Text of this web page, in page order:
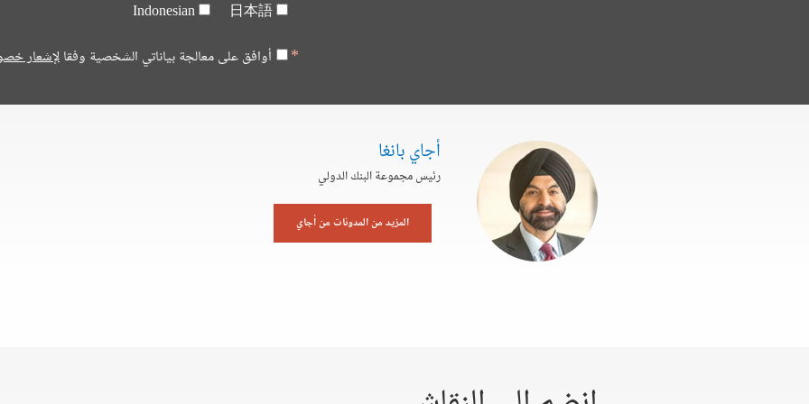
日本語
Indonesian
أوافق على معالجة بياناتي الشخصية وفقالإشعار
أجاي بانغا
رئيس مجموعة البنك الدولي
المزيد من المدونات من أجاي